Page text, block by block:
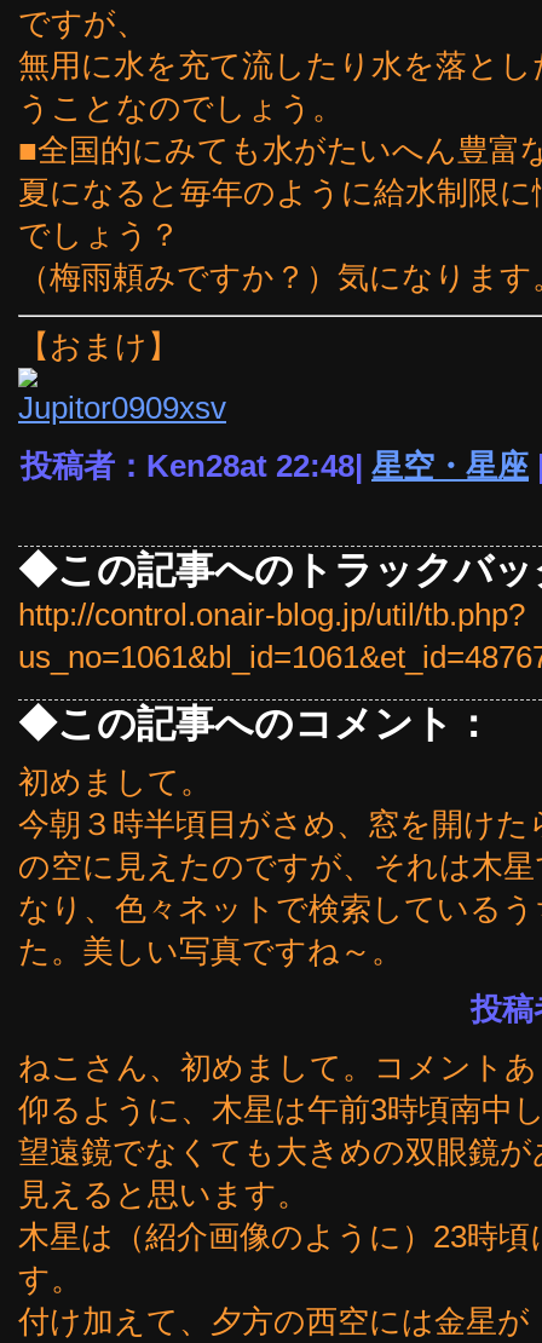
ですが、
無用に水を充て流したり水を落と
うことなのでしょう。
■全国的にみても水がたいへん豊富
夏になると毎年のように給水制限
でしょう？
（梅雨頼みですか？）気になります
【おまけ】
投稿者：Ken28at 22:48| 星空・星座
◆この記事へのトラックバッ
http://control.onair-blog.jp/util/tb.php?
◆この記事へのコメント：
初めまして。
今朝３時半頃目がさめ、窓を開け
の空に見えたのですが、それは木
なり、色々ネットで検索している
た。美しい写真ですね～。
投稿
ねこさん、初めまして。コメント
仰るように、木星は午前3時頃南中
望遠鏡でなくても大きめの双眼鏡
見えると思います。
木星は（紹介画像のように）23時
す。
付け加えて、夕方の西空には金星